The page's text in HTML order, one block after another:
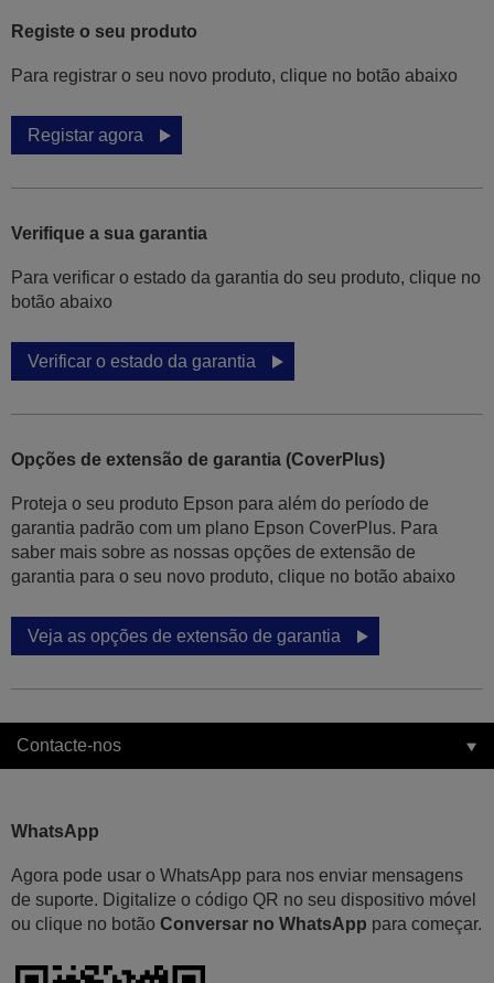
Registe o seu produto
Para registrar o seu novo produto, clique no botão abaixo
Registar agora
Verifique a sua garantia
Para verificar o estado da garantia do seu produto, clique no
botão abaixo
Verificar o estado da garantia
Opções de extensão de garantia (CoverPlus)
Proteja o seu produto Epson para além do período de
garantia padrão com um plano Epson CoverPlus. Para
saber mais sobre as nossas opções de extensão de
garantia para o seu novo produto, clique no botão abaixo
Veja as opções de extensão de garantia
Contacte-nos
WhatsApp
Agora pode usar o WhatsApp para nos enviar mensagens
de suporte. Digitalize o código QR no seu dispositivo móvel
ou clique no botão Conversar no WhatsApp para começar.